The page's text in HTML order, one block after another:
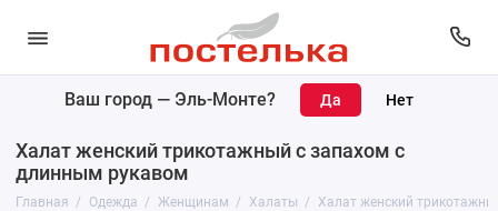
Ваш город — Эль-Монте?
Халат женский трикотажный с запахом с
длинным рукавом
Главная Одежда Женщинам Халаты Халат женский